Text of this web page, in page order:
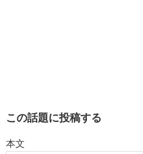
この話題に投稿する
本文